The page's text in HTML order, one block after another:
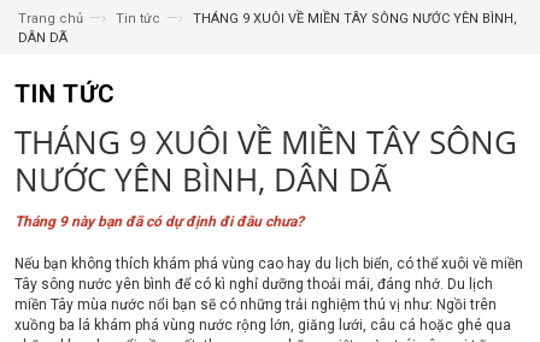
Trang chủ —› Tin tức —›
THÁNG 9 XUÔI VỀ MIỀN TÂY SÔNG NƯỚC YÊN BÌNH,
DÂN DÃ
TIN TỨC
THÁNG 9 XUÔI VỀ MIỀN TÂY SÔNG
NƯỚC YÊN BÌNH, DÂN DÃ
Tháng 9 này bạn đã có dự định đi đâu chưa?
Nếu bạn không thích khám phá vùng cao hay du lịch biển, có thể xuôi về miền
Tây sông nước yên bình để có kì nghỉ dưỡng thoải mái, đáng nhớ. Du lịch
miền Tây mùa nước nổi bạn sẽ có những trải nghiệm thú vị như: Ngồi trên
xuồng ba lá khám phá vùng nước rộng lớn, giăng lưới, câu cá hoặc ghé qua